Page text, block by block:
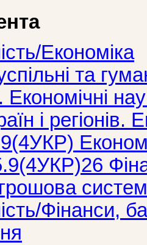
Економіка
та
Економічні
і регіонів.
Фінанси,